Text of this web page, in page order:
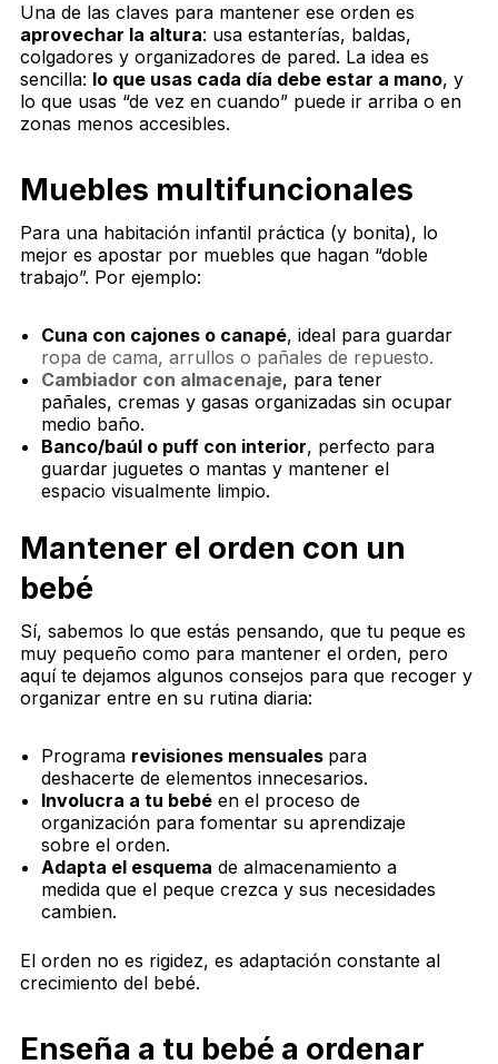
Una de las claves para mantener ese orden es
aprovechar la altura: usa estanterías, baldas,
colgadores y organizadores de pared. La idea es
sencilla: lo que usas cada día debe estar a mano, y
lo que usas “de vez en cuando” puede ir arriba o en
zonas menos accesibles.
Muebles multifuncionales
Para una habitación infantil práctica (y bonita), lo
mejor es apostar por muebles que hagan “doble
trabajo”. Por ejemplo:
Cuna con cajones o canapé, ideal para guardar
ropa de cama, arrullos o pañales de repuesto.
Cambiador con almacenaje, para tener
pañales, cremas y gasas organizadas sin ocupar
medio baño.
Banco/baúl o puff con interior, perfecto para
guardar juguetes o mantas y mantener el
espacio visualmente limpio.
Mantener el orden con un
bebé
Sí, sabemos lo que estás pensando, que tu peque es
muy pequeño como para mantener el orden, pero
aquí te dejamos algunos consejos para que recoger y
organizar entre en su rutina diaria:
Programa revisiones mensuales para
deshacerte de elementos innecesarios.
Involucra a tu bebé en el proceso de
organización para fomentar su aprendizaje
sobre el orden.
Adapta el esquema de almacenamiento a
medida que el peque crezca y sus necesidades
cambien.
El orden no es rigidez, es adaptación constante al
crecimiento del bebé.
Enseña a tu bebé a ordenar